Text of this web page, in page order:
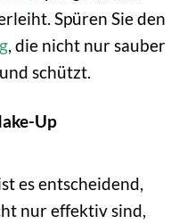
Spüren Sie den
, die nicht nur sauber
schützt.
Up
es entscheidend,
nur effektiv sind,